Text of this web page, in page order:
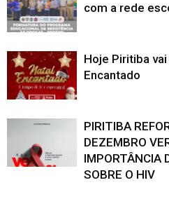
com a rede
Hoje Piritiba
Encantado
PIRITIBA
DEZEMBRO
IMPORTÂNCIA
SOBRE O HIV